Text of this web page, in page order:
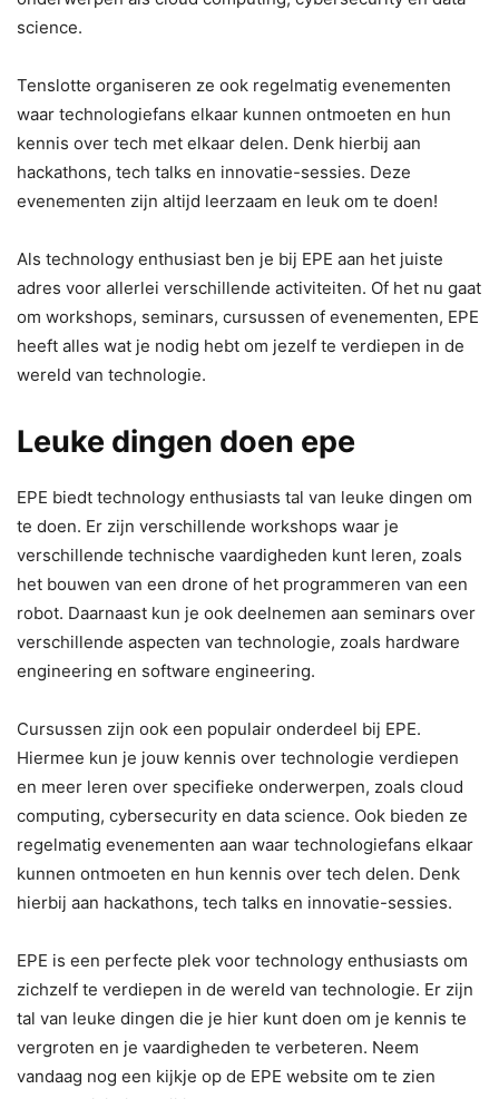
science.
Tenslotte organiseren ze ook regelmatig evenementen
waar technologiefans elkaar kunnen ontmoeten en hun
kennis over tech met elkaar delen. Denk hierbij aan
hackathons, tech talks en innovatie-sessies. Deze
evenementen zijn altijd leerzaam en leuk om te doen!
Als technology enthusiast ben je bij EPE aan het juiste
adres voor allerlei verschillende activiteiten. Of het nu gaat
om workshops, seminars, cursussen of evenementen, EPE
heeft alles wat je nodig hebt om jezelf te verdiepen in de
wereld van technologie.
Leuke dingen doen epe
EPE biedt technology enthusiasts tal van leuke dingen om
te doen. Er zijn verschillende workshops waar je
verschillende technische vaardigheden kunt leren, zoals
het bouwen van een drone of het programmeren van een
robot. Daarnaast kun je ook deelnemen aan seminars over
verschillende aspecten van technologie, zoals hardware
engineering en software engineering.
Cursussen zijn ook een populair onderdeel bij EPE.
Hiermee kun je jouw kennis over technologie verdiepen
en meer leren over specifieke onderwerpen, zoals cloud
computing, cybersecurity en data science. Ook bieden ze
regelmatig evenementen aan waar technologiefans elkaar
kunnen ontmoeten en hun kennis over tech delen. Denk
hierbij aan hackathons, tech talks en innovatie-sessies.
EPE is een perfecte plek voor technology enthusiasts om
zichzelf te verdiepen in de wereld van technologie. Er zijn
tal van leuke dingen die je hier kunt doen om je kennis te
vergroten en je vaardigheden te verbeteren. Neem
vandaag nog een kijkje op de EPE website om te zien